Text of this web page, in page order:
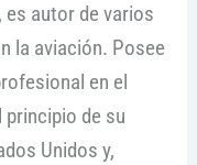
autor de varios
la aviación. Posee
en el
de su
Unidos y,